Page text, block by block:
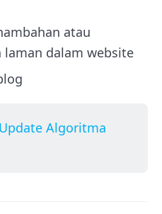
atau
dalam website
Algoritma